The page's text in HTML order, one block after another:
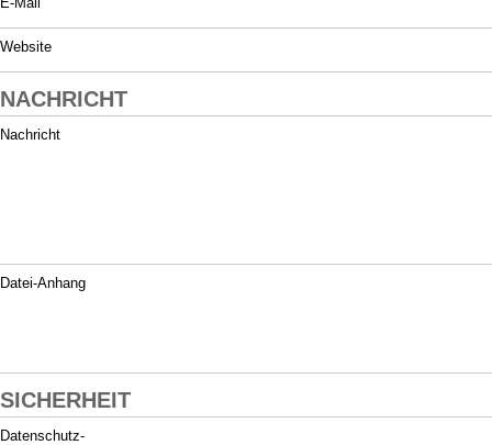
Website
NACHRICHT
Nachricht
Datei-Anhang
SICHERHEIT
Datenschutz-